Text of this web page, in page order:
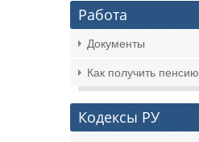
Работа
Документы
Как получить пенсию
Кодексы РУ